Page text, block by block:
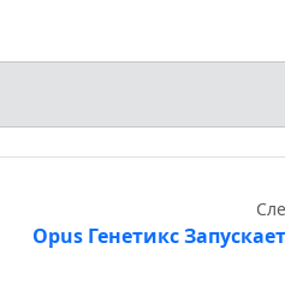
Opus Генетикс